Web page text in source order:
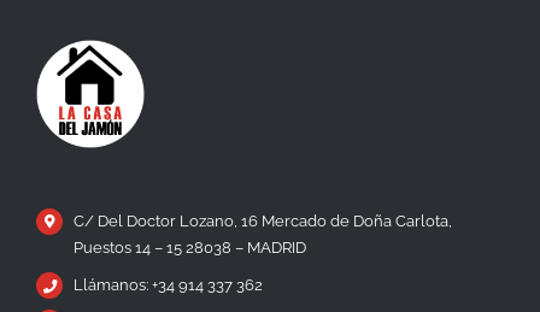
C/ Del Doctor Lozano, 16 Mercado de Doña Carlota,
Puestos 14 – 15 28038 – MADRID
Llámanos: +34 914 337 362